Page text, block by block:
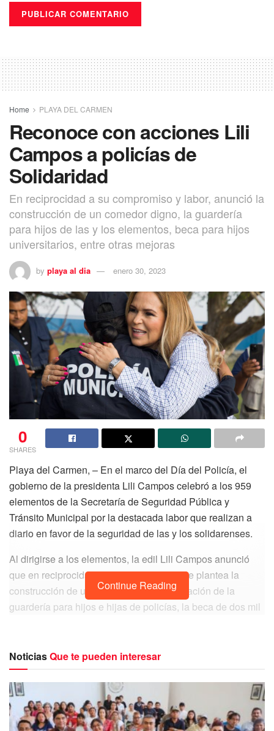
Home PLAYA DEL CARMEN
Reconoce con acciones Lili
Campos a policías de
Solidaridad
En reciprocidad a su compromiso y labor, anunció la
construcción de un comedor digno, la guardería
para hijos de las y los elementos, beca para hijos
universitarios, entre otras mejoras
by playa al dia enero 30, 2023
0
SHARES
Playa del Carmen, – En el marco del Día del Policía, el
gobierno de la presidenta Lili Campos celebró a los 959
elementos de la Secretaría de Seguridad Pública y
Tránsito Municipal por la destacada labor que realizan a
diario en favor de la seguridad de las y los solidarenses.
Al dirigirse a los elementos, la edil Lili Campos anunció
que en reciprocidad a su ardua labor ya se plantea la
construcción de un comedor digno, la creación de la
guardería para hijos e hijas de policías, la beca de dos mil
Continue Reading
NoticiasQue te pueden interesar